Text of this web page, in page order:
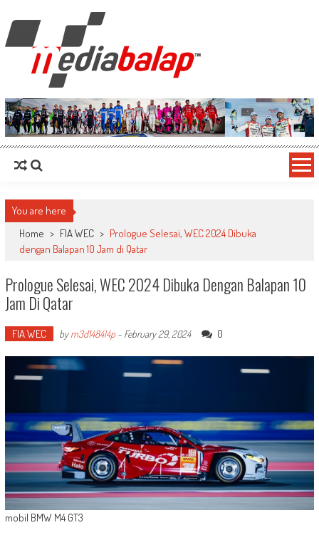
MediaBalap.com | Informasi Balap
Terupdate
Seputar MotoGP GP2 GP3 F2 F3 SERI ASIA LMP2 F1 dll
You are here
Home > FIA WEC > Prologue Selesai, WEC 2024 Dibuka
dengan Balapan 10 Jam di Qatar
Prologue Selesai, WEC 2024 Dibuka Dengan Balapan 10
Jam Di Qatar
FIA WEC bym3d1484l4p- February 29, 2024 0
mobil BMW M4 GT3